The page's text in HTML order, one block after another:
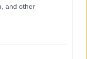
and other